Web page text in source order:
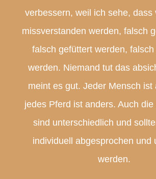
verbessern, weil ich sehe, dass
missverstanden werden, falsch
falsch gefüttert werden,
werden. Niemand tut das
meint es gut. Jeder Mensch ist
jedes Pferd ist anders. Auch
sind unterschiedlich und
individuell abgesprochen und
werden.